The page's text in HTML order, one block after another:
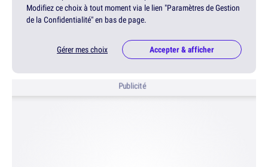
Modifiez ce choix à tout moment via le lien "Paramètres de Gestion
de la Confidentialité" en bas de page.
Gérer mes choix Accepter & afficher
Publicité